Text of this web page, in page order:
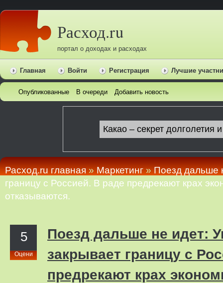
Расход.ru
портал о доходах и расходах
Главная Войти Регистрация Лучшие
Опубликованные В очереди Добавить новость
Расход.ru главная»Маркетинг»Поезд дальше
границу с Россией. В раде предрекают крах
отказываются.
5
Оцени
Поезд дальше не идет:
закрывает границу с
предрекают крах